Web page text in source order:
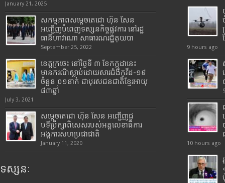
January 21, 2025
សកម្មភាពសម្តេចតេជោ ហ៊ុន សែន
អញ្ជើញបំពេញទស្សនកិច្ចផ្លូវការ នៅរដ្ឋ
ធានីហាវ៉ាណា សាធារណរដ្ឋគុយបា
September 25, 2022
ខេត្តក្រចេះ នៅថ្ងៃទី ៣ ខែកក្កដានេះ
មានករណីស្លាប់ដោយសារជំងឺកូវីដ-១៩
ចំនួន ០១នាក់ ជាបុរសជនជាតិខ្មែរអាយុ
៨៣ឆ្នាំ
July 3, 2021
សម្តេចតេជោ ហ៊ុន សែន អញ្ជើញជួ
បទីប្រឹក្សាពិសេសរបស់អគ្គលេខាធិការ
អង្គការសហប្រជាជាតិ
January 11, 2020
ទស្សនៈ
9 hours ago
10 hours ago